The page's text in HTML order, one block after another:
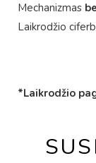
Mechanizmas
Laikrodžio
*Laikrodžio